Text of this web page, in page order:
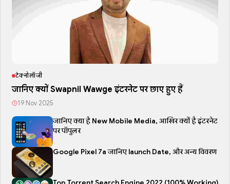
टेक्नोलॉजी
जानिए क्यों Swapnil Wawge इंटरनेट पर छाए हुए हैं
19 Nov 2025
जानिए क्या है New Mobile Media, आखिर क्यों है इंटरनेट
पर पॉपुलर
Google Pixel 7a जानिए launch Date, और अन्य विवरण